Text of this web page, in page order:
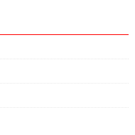
ント
ジン
う。
ど仕事を探しながら様々な情